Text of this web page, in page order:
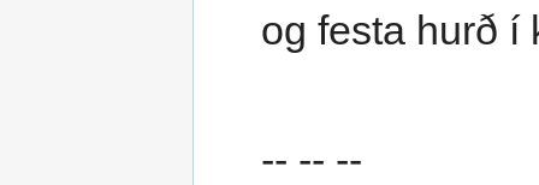
og festa hurð í
-- -- --